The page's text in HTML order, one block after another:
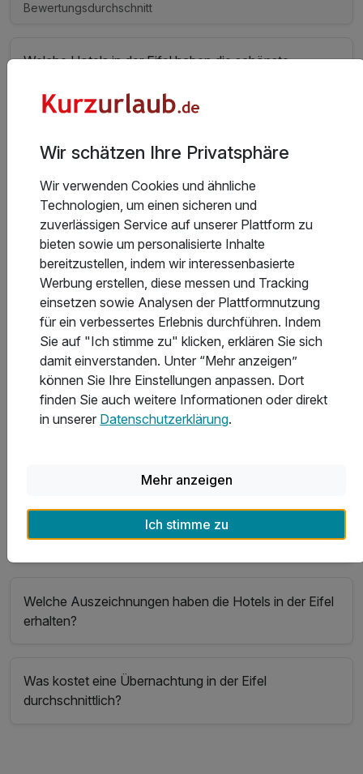
Bewertungsdurchschnitt
Welche Hotels in der Eifel haben die schönste
Zimmer?
Welche Hotels in der Eifel in der Kategorie Urlaub
haben den besten Service?
In welchem Hotel in der Eifel kann man gut essen?
Welche Hotels in der Eifel haben den besten
Wellnessbereich?
Welche Hotels in der Eifel bieten die besten Freizeit-
und Ausflugsmöglichkeiten?
Welche Auszeichnungen haben die Hotels in der Eifel
erhalten?
Was kostet eine Übernachtung in der Eifel
durchschnittlich?
Wir schätzen Ihre Privatsphäre
Wir verwenden Cookies und ähnliche
Technologien, um einen sicheren und
zuverlässigen Service auf unserer Plattform zu
bieten sowie um personalisierte Inhalte
bereitzustellen, indem wir interessenbasierte
Werbung erstellen, diese messen und Tracking
einsetzen sowie Analysen der Plattformnutzung
für ein verbessertes Erlebnis durchführen. Indem
Sie auf "Ich stimme zu" klicken, erklären Sie sich
damit einverstanden. Unter “Mehr anzeigen”
können Sie Ihre Einstellungen anpassen. Dort
finden Sie auch weitere Informationen oder direkt
in unserer Datenschutzerklärung.
Mehr anzeigen
Ich stimme zu